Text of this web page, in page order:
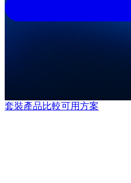
套裝產品比較可用方案